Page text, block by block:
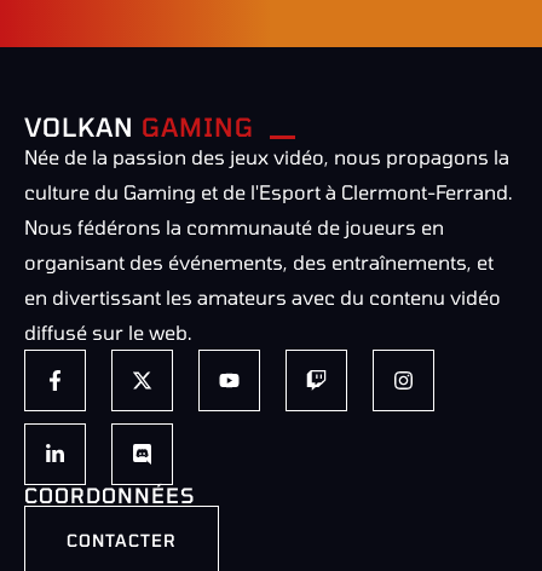
VOLKAN GAMING
Née de la passion des jeux vidéo, nous propagons la
culture du Gaming et de l'Esport à Clermont-Ferrand.
Nous fédérons la communauté de joueurs en
organisant des événements, des entraînements, et
en divertissant les amateurs avec du contenu vidéo
diffusé sur le web.
COORDONNÉES
CONTACTER